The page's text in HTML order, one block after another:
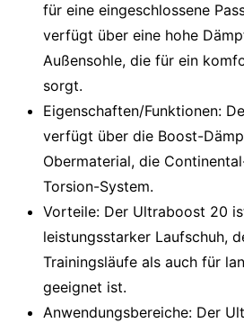
für eine eingeschlossene
verfügt über eine hohe
Außensohle, die für ein
sorgt.
Eigenschaften/Funktionen:
verfügt über die Boost-
Obermaterial, die
Torsion-System.
Vorteile: Der Ultraboost 20
leistungsstarker Laufschuh,
Trainingsläufe als auch für
geeignet ist.
Anwendungsbereiche: Der